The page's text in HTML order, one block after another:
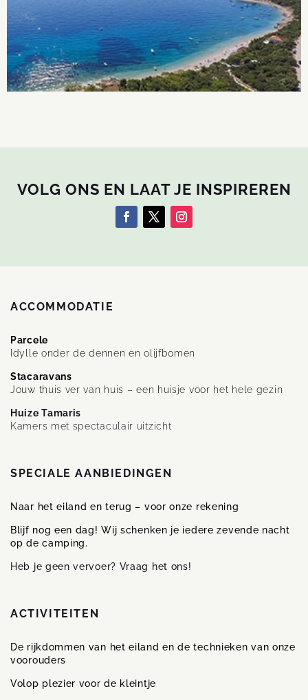
ongerepte natuur.
LEES MEER
VOLG ONS EN LAAT JE INSPIREREN
ACCOMMODATIE
Parcele
Idylle onder de dennen en olijfbomen
Stacaravans
Jouw thuis ver van huis – een huisje voor het hele gezin
Huize Tamaris
Kamers met spectaculair uitzicht
SPECIALE AANBIEDINGEN
Naar het eiland en terug – voor onze rekening
Blijf nog een dag! Wij schenken je iedere zevende nacht
op de camping.
Heb je geen vervoer? Vraag het ons!
ACTIVITEITEN
De rijkdommen van het eiland en de technieken van onze
voorouders
Volop plezier voor de kleintje